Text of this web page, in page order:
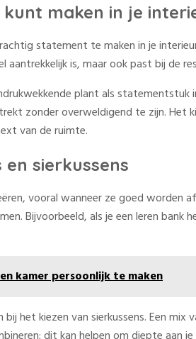
maken in je
statement te maken in je
is, maar ook past bij de
plant als
zonder overweldigend te zijn. Het
van de ruimte.
sierkussens
vooral wanneer ze goed worden
Bijvoorbeeld, als je een leren
kamer persoonlijk te maken
het kiezen van sierkussens. Een